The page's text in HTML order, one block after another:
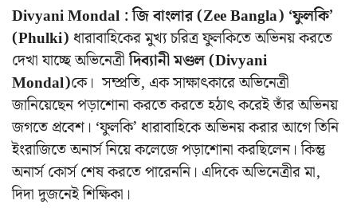
Divyani Mondal : জি বাংলার (Zee Bangla) ‘ফুলকি’
(Phulki)ধারাবাহিকের মুখ্য চরিত্র ফুলকিতে অভিনয় করতে
দেখা যাচ্ছে অভিনেত্রীদিব্যানী মণ্ডল (Divyani
Mondal)কে। সম্প্রতি, এক সাক্ষাৎকারে অভিনেত্রী
জানিয়েছেন পড়াশোনা করতে করতে হঠাৎ করেই তাঁর অভিনয়
জগতে প্রবেশ। ‘ফুলকি’ ধারাবাহিকে অভিনয় করার আগে তিনি
ইংরাজিতে অনার্স নিয়ে কলেজে পড়াশোনা করছিলেন। কিন্তু
অনার্স কোর্স শেষ করতে পারেননি। এদিকে অভিনেত্রীর মা,
দিদা দুজনেই শিক্ষিকা।